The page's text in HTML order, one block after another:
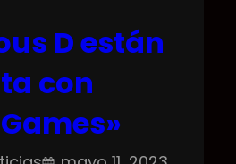
D están
con